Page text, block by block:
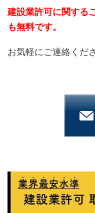
建設業許可に関する
も無料です。
お気軽にご連絡くだ